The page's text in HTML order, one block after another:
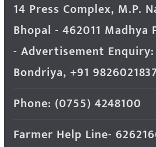
14 Press Complex, M.P.
Bhopal - 462011 Madhya
- Advertisement
Bondriya, +91 9826021837
Phone: (0755) 4248100
Farmer Help Line-